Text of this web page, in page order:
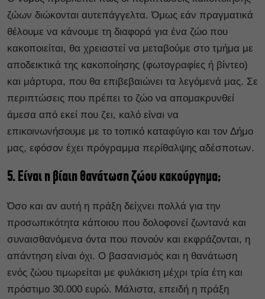
ζώων διώκονται αυτεπάγγελτα. Όμως εάν πραγματικά
θέλουμε να κάνουμε τη διαφορά για ένα ζώο που
κακοποιείται, θα χρειαστεί να μεταβούμε στο τμήμα με
αποδεικτικά της κακοποίησης (φωτογραφίες ή βίντεο)
και μάρτυρα, που θα επιβεβαιώνει τα λεγόμενά μας. Σε
περιπτώσεις που πρέπει το ζώο να απομακρυνθεί
άμεσα από εκεί που ζει, καλό είναι να
επικοινωνήσουμε με το τοπικό καταφύγιο και τον Δήμο
μας, εφόσον έχει πρόγραμμα περίθαλψης αδέσποτων.
5. Είναι η βίαιη θανάτωση ζώου κακούργημα;
Όσο και αν αυτή η πράξη δείχνει πολλά για την
προσωπικότητα κάποιου που δολοφονεί ζωντανά και
συναισθανόμενα όντα που πονούν και εκφράζονται, η
απάντηση είναι όχι. Ο βασανισμός και η θανάτωση
ενός ζώου τιμωρείται με φυλάκιση μέχρι τρία έτη και
πρόστιμο 30.000 ευρώ. Μάλιστα, επειδή η πράξη